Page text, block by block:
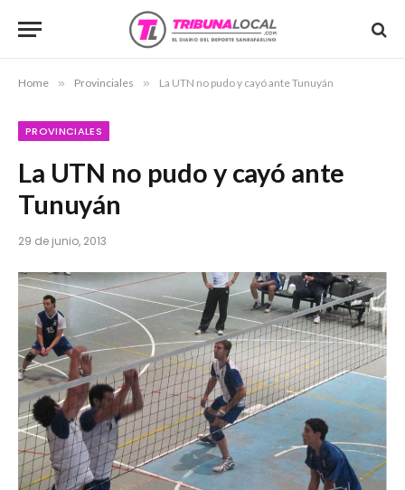
Home » Provinciales » La UTN no pudo y cayó ante Tunuyán
PROVINCIALES
La UTN no pudo y cayó ante
Tunuyán
29 de junio, 2013